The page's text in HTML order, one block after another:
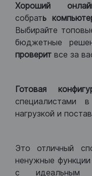
Хороший
собрать
Выбирайте
бюджетные
проверит все за
Готовая
специалистами в
нагрузкой и
Это отличный
ненужные
с идеальным